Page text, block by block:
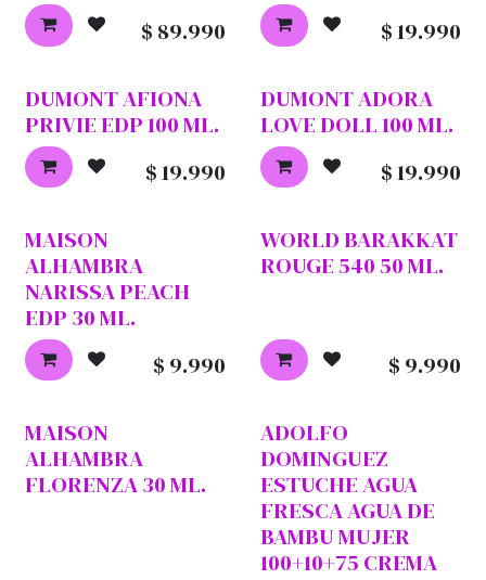
$ 89.990 $19.990
DUMONT AFIONA
PRIVIE EDP 100 ML.
$19.990
DUMONT ADORA
LOVE DOLL 100 ML.
$19.990
MAISON
ALHAMBRA
NARISSA PEACH
EDP 30 ML.
$ 9.990
WORLD BARAKKAT
ROUGE 540 50 ML.
$ 9.990
MAISON
ALHAMBRA
FLORENZA 30 ML.
ADOLFO
DOMINGUEZ
ESTUCHE AGUA
FRESCA AGUA DE
BAMBU MUJER
100+10+75 CREMA